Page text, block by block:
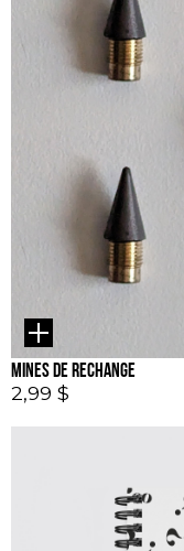
Mines de rechange
2,99 $